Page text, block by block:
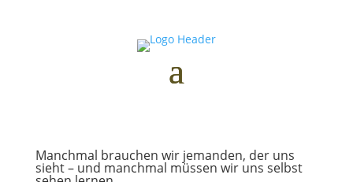
Manchmal brauchen wir jemanden, der uns
sieht – und manchmal müssen wir uns selbst